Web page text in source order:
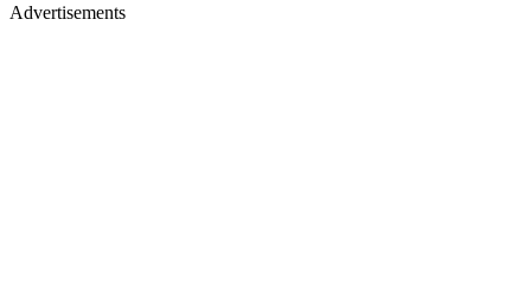
Advertisements